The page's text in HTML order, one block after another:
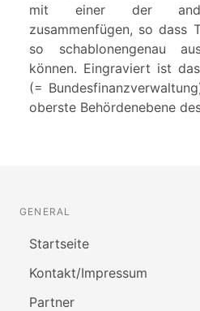
mit einer der
zusammenfügen, so dass
so schablonengenau
können. Eingraviert ist
(=
oberste Behördenebene
GENERAL
Startseite
Kontakt/Impressum
Partner